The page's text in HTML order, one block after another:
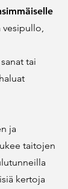
vesipullo,
tai
ja
taitojen
kertoja